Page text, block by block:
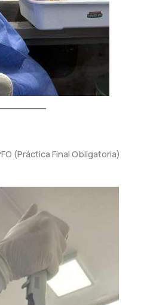
(Práctica Final Obligatoria)